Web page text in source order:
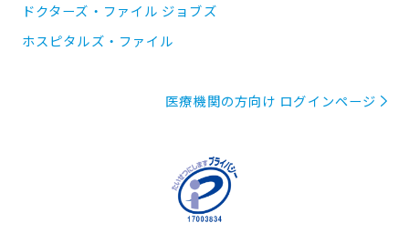
ドクターズ・ファイル ジョブズ
ホスピタルズ・ファイル
医療機関の方向け ログインページ